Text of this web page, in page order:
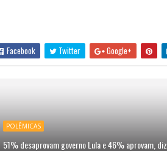
Facebook Twitter Google+
POLÊMICAS
51% desaprovam governo Lula e 46% aprovam, diz